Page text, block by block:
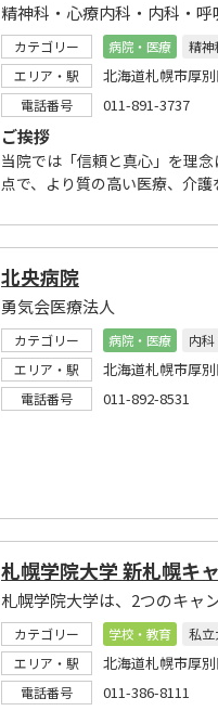
精神科・心療内科・内科・
カテゴリー 病院・医療
精神
エリア・駅
北海道札幌市厚
電話番号 011-891-3737
ご挨拶
当院では「信頼と真心」を理
点で、より質の高い医療、介
北央病院
勇気会医療法人
カテゴリー 病院・医療
内科
エリア・駅
北海道札幌市厚
電話番号 011-892-8531
札幌学院大学 新札幌キ
札幌学院大学は、2つのキャ
カテゴリー 学校・教育
私立
エリア・駅
北海道札幌市厚
電話番号 011-386-8111